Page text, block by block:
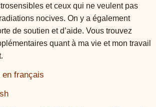
et ceux qui ne veulent pas
nocives. On y a également
de soutien et d’aide. Vous trouvez
quant à ma vie et mon travail
français